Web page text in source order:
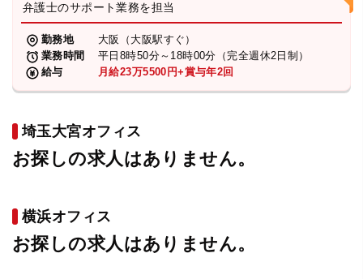
弁護士のサポート業務を担当
勤務地
大阪（大阪駅すぐ）
業務時間
平日8時50分～18時00分（完全週休2日制）
給与
月給23万5500円+賞与年2回
埼玉大宮オフィス
お探しの求人はありません。
横浜オフィス
お探しの求人はありません。